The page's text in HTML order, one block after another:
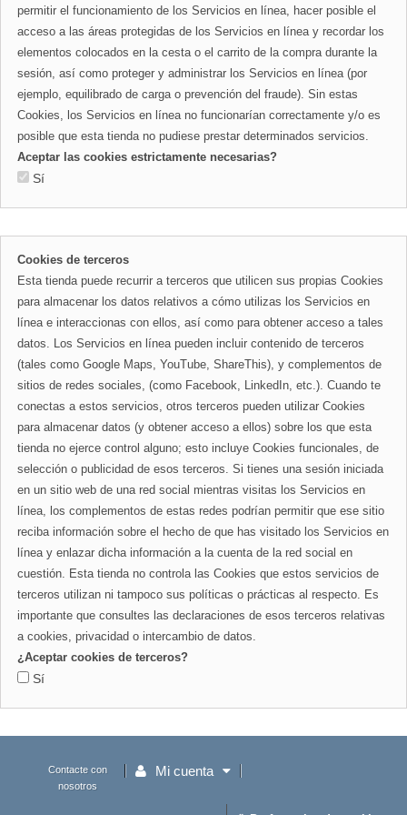
permitir el funcionamiento de los Servicios en línea, hacer posible el
acceso a las áreas protegidas de los Servicios en línea y recordar los
elementos colocados en la cesta o el carrito de la compra durante la
sesión, así como proteger y administrar los Servicios en línea (por
ejemplo, equilibrado de carga o prevención del fraude). Sin estas
Cookies, los Servicios en línea no funcionarían correctamente y/o es
posible que esta tienda no pudiese prestar determinados servicios.
Aceptar las cookies estrictamente necesarias?
Sí
Cookies de terceros
Esta tienda puede recurrir a terceros que utilicen sus propias Cookies
para almacenar los datos relativos a cómo utilizas los Servicios en
línea e interaccionas con ellos, así como para obtener acceso a tales
datos. Los Servicios en línea pueden incluir contenido de terceros
(tales como Google Maps, YouTube, ShareThis), y complementos de
sitios de redes sociales, (como Facebook, LinkedIn, etc.). Cuando te
conectas a estos servicios, otros terceros pueden utilizar Cookies
para almacenar datos (y obtener acceso a ellos) sobre los que esta
tienda no ejerce control alguno; esto incluye Cookies funcionales, de
selección o publicidad de esos terceros. Si tienes una sesión iniciada
en un sitio web de una red social mientras visitas los Servicios en
línea, los complementos de estas redes podrían permitir que ese sitio
reciba información sobre el hecho de que has visitado los Servicios en
línea y enlazar dicha información a la cuenta de la red social en
cuestión. Esta tienda no controla las Cookies que estos servicios de
terceros utilizan ni tampoco sus políticas o prácticas al respecto. Es
importante que consultes las declaraciones de esos terceros relativas
a cookies, privacidad o intercambio de datos.
¿Aceptar cookies de terceros?
Sí
Mi cuenta
Contacte con
nosotros